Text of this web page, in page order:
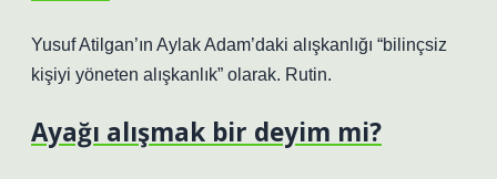
Yusuf Atilgan’ın Aylak Adam’daki alışkanlığı “bilinçsiz
kişiyi yöneten alışkanlık” olarak. Rutin.
Ayağı alışmak bir deyim mi?